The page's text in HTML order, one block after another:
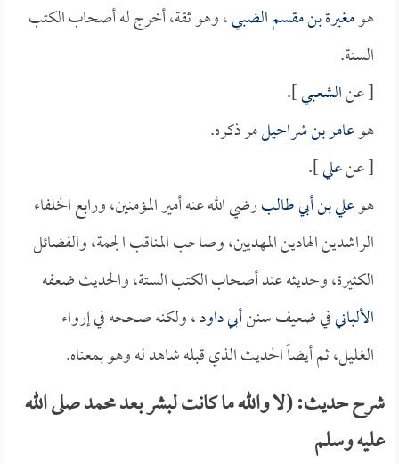
هومغيرة بن مقسم الضبي، وهو ثقة، أخرج له أصحاب الكتب
الستة.
[ عنالشعبي].
هوعامر بن شراحيلمر ذكره.
[ عنعلي].
هوعلي بن أبي طالبرضي الله عنه أمير المؤمنين، ورابع الخلفاء
الراشدين الهادين المهديين، وصاحب المناقب الجمة، والفضائل
الكثيرة، وحديثه عند أصحاب الكتب الستة، والحديث ضعفه
الألبانيفي ضعيف سننأبي داود، ولكنه صححه في إرواء
الغليل، ثم أيضاً الحديث الذي قبله شاهد له وهو بمعناه.
شرح حديث: (لا والله ما كانت لبشر بعد محمد صلى الله
عليه وسلم